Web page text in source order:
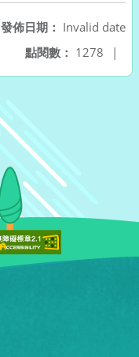
發佈日期： Invalid date
點閱數： 1278 |